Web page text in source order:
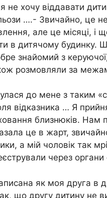
не хочу віддавати
….- Звичайно, це
але це місяці,
в дитячому будинку.
знайомий з
розмовляли за
до мене з таким
відказника … Я
близнюків. Нам
це в жарт,
а мій чоловік так
через органи
як моя друга в
що другу дитину не